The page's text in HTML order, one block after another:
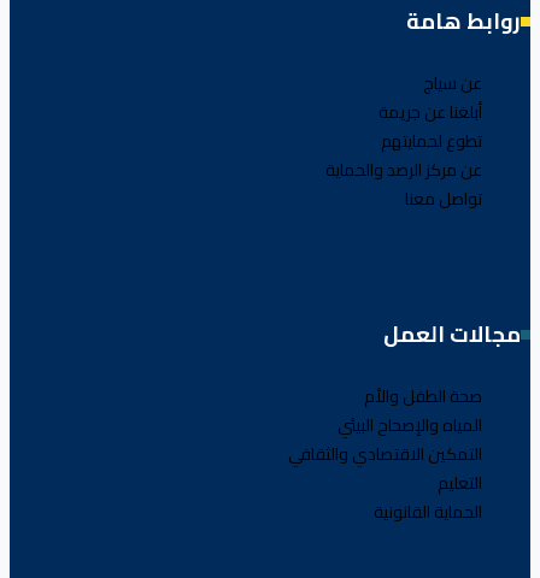
روابط هامة
عن سياج
أبلغنا عن جريمة
تطوع لحمايتهم
عن مركز الرصد والحماية
تواصل معنا
مجالات العمل
صحة الطفل والأم
المياه والإصحاح البيئي
التمكين الاقتصادي والثقافي
التعليم
الحماية القانونية